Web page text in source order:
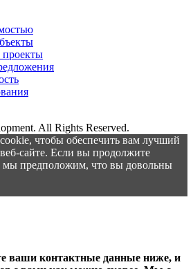
All Rights Reserved.
чтобы обеспечить вам лучший
сайте. Если вы продолжите
мы предположим, что вы довольны
ваши контактные данные ниже, и